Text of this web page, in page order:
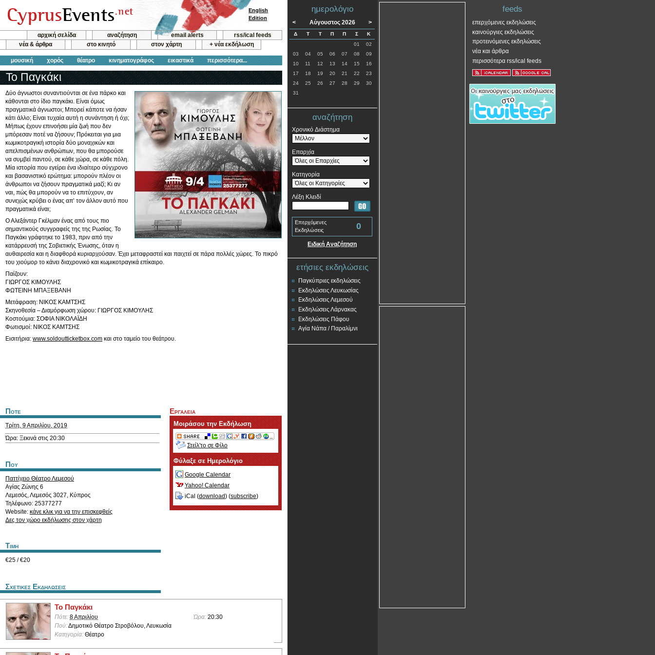
αρχική σελίδα αναζήτηση email alerts
rss/ical feeds
νέα & άρθρα
στο κινητό στον χάρτη + νέα εκδήλωση
μουσική χορός θέατρο κινηματογράφος εικαστικά περισσότερα...
English
Edition
Το Παγκάκι
Δύο άγνωστοι συναντιούνται σε ένα πάρκο και
κάθονται στο ίδιο παγκάκι. Είναι όμως
πραγματικά άγνωστοι; Μπορεί κάποτε να ήσαν
κάτι άλλο; Είναι τυχαία αυτή η συνάντηση ή όχι;
Μήπως έχουν επινοήσει μία ζωή που δεν
μπόρεσαν ποτέ να ζήσουν; Πρόκειται για μια
κωμικοτραγική ιστορία δύο μοναχικών και
απελπισμένων ανθρώπων, που θα μπορούσε
να συμβεί παντού, σε κάθε χώρα, σε κάθε πόλη.
Μία ιστορία που εγείρει ένα ιδιαίτερο σύγχρονο
και βασανιστικό ερώτημα: μπορούν πλέον οι
άνθρωποι να ζήσουν πραγματικά μαζί; Κι αν
ναι, πώς θα μπορούν να το επιτύχουν, αν
συνεχώς κρύβει ο ένας απ’ τον άλλον αυτό που
πραγματικά είναι;
Ο Αλεξάντερ Γκέλμαν ένας από τους πιο
σημαντικούς συγγραφείς της της Ρωσίας. Το
Παγκάκι γράφτηκε το 1983, πριν από την
κατάρρευσή της Σοβιετικής Ένωσης, όταν η
αυθαιρεσία και η διαφθορά κυριαρχούσαν. Έχει μεταφραστεί και παιχτεί σε πάρα πολλές χώρες. Το πικρό
του χιούμορ το κάνει διαχρονικό και κωμικοτραγικά επίκαιρο.
Παίζουν:
ΓΙΩΡΓΟΣ ΚΙΜΟΥΛΗΣ
ΦΩΤΕΙΝΗ ΜΠΑΞΕΒΑΝΗ
Μετάφραση: ΝΙΚΟΣ ΚΑΜΤΣΗΣ
Σκηνοθεσία – Διαμόρφωση χώρου: ΓΙΩΡΓΟΣ ΚΙΜΟΥΛΗΣ
Κοστούμια: ΣΟΦΙΑ ΝΙΚΟΛΑΪΔΗ
Φωτισμοί: ΝΙΚΟΣ ΚΑΜΤΣΗΣ
Εισιτήρια: www.soldoutticketbox.com και στο ταμείο του θεάτρου.
Ποτε
Τρίτη, 9 Απριλίου, 2019
Ώρα: Ξεκινά στις 20:30
Που
Παττίχειο Θέατρο Λεμεσού
Αγίας Ζώνης 6
Λεμεσός,Λεμεσός 3027, Κύπρος
Τηλέφωνο: 25377277
Website: κάνε κλικ για να την επισκεφθείς
Δες τον χώρο εκδήλωσης στον χάρτη
Τιμη
€25 / €20
Εργαλεια
Μοιράσου την Εκδήλωση
Στείλ'το σε Φίλο
Φύλαξε σε Ημερολόγιο
Google Calendar
Yahoo! Calendar
iCal (download) (subscribe)
Σχετικες Εκδηλωσεις
Το Παγκάκι
Πότε: 8 Απριλίου Ώρα: 20:30
Πού:Δημοτικό Θέατρο Στροβόλου, Λευκωσία
Κατηγορία: Θέατρο
ημερολόγιο
< Αύγουστος 2026 >
Δ Τ Τ Π Π Σ
Κ
01
02
03
04 05 06 07 08
09
10
11 12 13 14 15
16
17
18 19 20 21 22
23
24
25 26 27 28 29
30
31
αναζήτηση
Χρονικό Διάστημα
Επαρχία
Κατηγορία
Λέξη Κλειδί
Επερχόμενες
Εκδηλώσεις
0
Ειδική Αναζήτηση
ετήσιες εκδηλώσεις
Παγκύπριες εκδηλώσεις
Εκδηλώσεις Λευκωσίας
Εκδηλώσεις Λεμεσού
Εκδηλώσεις Λάρνακας
Εκδηλώσεις Πάφου
Αγία Νάπα / Παραλίμνι
feeds
επερχόμενες εκδηλώσεις
καινούργιες εκδηλώσεις
προτεινόμενες εκδηλώσεις
νέα και άρθρα
περισσότερα rss/ical feeds